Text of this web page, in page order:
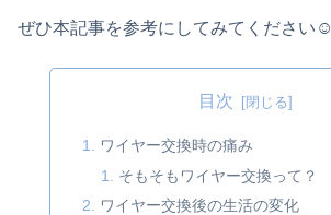
ぜひ本記事を参考にしてみてください☺︎
目次
ワイヤー交換時の痛み
そもそもワイヤー交換って？
ワイヤー交換後の生活の変化